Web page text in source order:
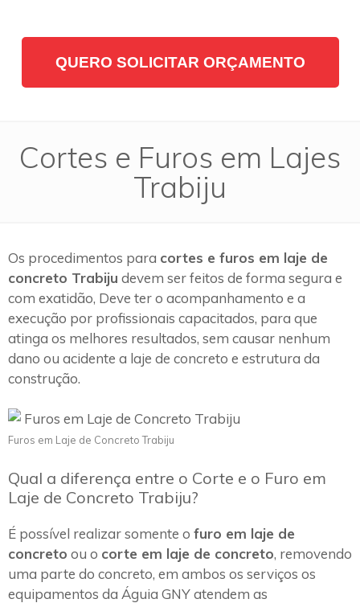
QUERO SOLICITAR ORÇAMENTO
Cortes e Furos em Lajes
Trabiju
Os procedimentos para cortes e furos em laje de
concreto Trabiju devem ser feitos de forma segura e
com exatidão, Deve ter o acompanhamento e a
execução por profissionais capacitados, para que
atinga os melhores resultados, sem causar nenhum
dano ou acidente a laje de concreto e estrutura da
construção.
Furos em Laje de Concreto Trabiju
Qual a diferença entre o Corte e o Furo em
Laje de Concreto Trabiju?
É possível realizar somente o furo em laje de
concreto ou o corte em laje de concreto, removendo
uma parte do concreto, em ambos os serviços os
equipamentos da Águia GNY atendem as